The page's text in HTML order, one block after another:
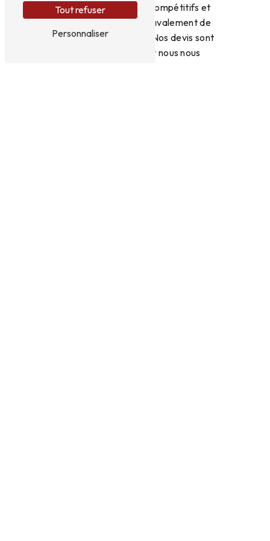
proposons des tarifs compétitifs et
transparents pour le ravalement de
façade à Valentigney. Nos devis sont
clairs et détaillés, et nous nous
Tout refuser
Personnaliser